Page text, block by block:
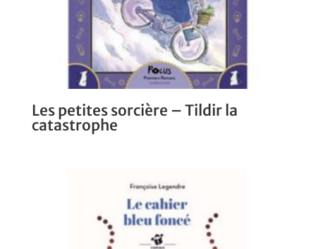
Les petites sorcière – Tildir la
catastrophe